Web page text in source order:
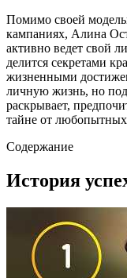
Помимо своей
кампаниях, Алина
активно ведет свой
делится секретами
жизненными
личную жизнь, но
раскрывает,
тайне от любопытных
Содержание
История